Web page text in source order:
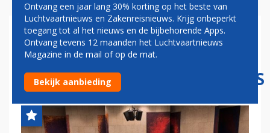
TWEEDE KAMER NEEMT
AFSCHEID VAN
LUCHTVAARTWOORDVOERDERS
Ontvang een jaar lang 30% korting op het beste van
Luchtvaartnieuws en Zakenreisnieuws. Krijg onbeperkt
toegang tot al het nieuws en de bijbehorende Apps.
Ontvang tevens 12 maanden het Luchtvaartnieuws
Magazine in de mail of op de mat.
Bekijk aanbieding